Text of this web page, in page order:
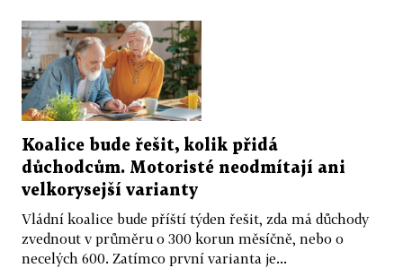
Koalice bude řešit, kolik přidá
důchodcům. Motoristé neodmítají ani
velkorysejší varianty
Vládní koalice bude příští týden řešit, zda má důchody
zvednout v průměru o 300 korun měsíčně, nebo o
necelých 600. Zatímco první varianta je...